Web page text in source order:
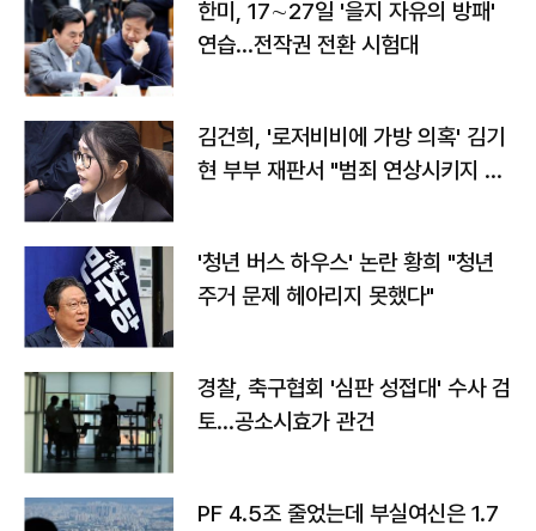
한미, 17∼27일 '을지 자유의 방패'
연습…전작권 전환 시험대
김건희, '로저비비에 가방 의혹' 김기
현 부부 재판서 "범죄 연상시키지 말
'청년 버스 하우스' 논란 황희 "청년
주거 문제 헤아리지 못했다"
경찰, 축구협회 '심판 성접대' 수사 검
토…공소시효가 관건
PF 4.5조 줄었는데 부실여신은 1.7